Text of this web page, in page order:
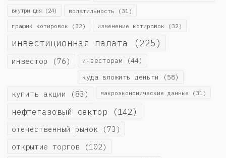
внутри дня (24) волатильность (31)
график котировок (32) изменение котировок (32)
инвестиционная палата (225)
инвестор (76) инвесторам (44)
куда вложить деньги (58)
купить акции (83) макроэкономические данные (31)
нефтегазовый сектор (142)
отечественный рынок (73)
открытие торгов (102)